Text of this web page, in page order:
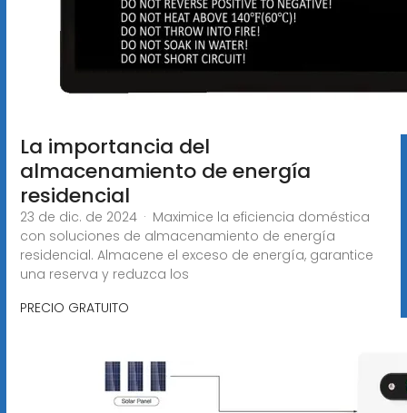
La importancia del
almacenamiento de energía
residencial
23 de dic. de 2024 · Maximice la eficiencia doméstica
con soluciones de almacenamiento de energía
residencial. Almacene el exceso de energía, garantice
una reserva y reduzca los
PRECIO GRATUITO